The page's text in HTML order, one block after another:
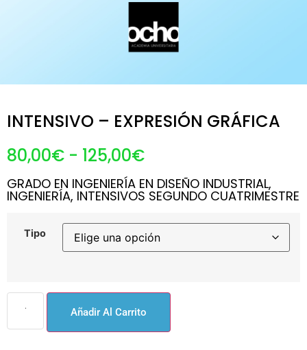
INTENSIVO – EXPRESIÓN GRÁFICA
80,00€ - 125,00€
GRADO EN INGENIERÍA EN DISEÑO INDUSTRIAL,
INGENIERÍA, INTENSIVOS SEGUNDO CUATRIMESTRE
Tipo
Añadir Al Carrito